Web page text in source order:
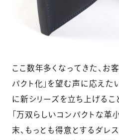
ここ数年多くなってきた、お
パクト化」を望む声に応えた
に新シリーズを立ち上げるこ
「万双らしいコンパクトな革
末、もっとも得意とするダレ